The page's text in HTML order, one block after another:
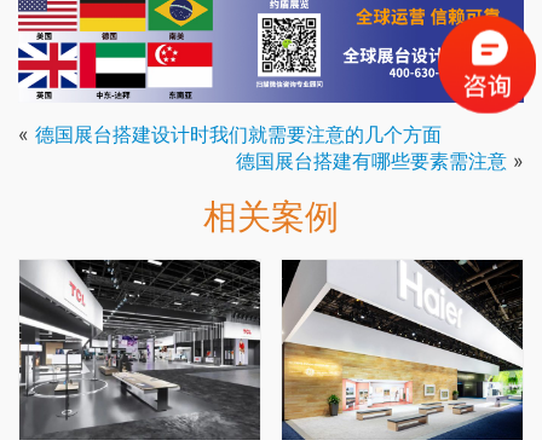
« 德国展台搭建设计时我们就需要注意的几个方面
德国展台搭建有哪些要素需注意 »
相关案例